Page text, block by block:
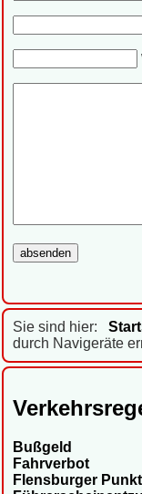
Sie sind hier:
durch Navigeräte
Bußgeld
Fahrverbot
Flensburger